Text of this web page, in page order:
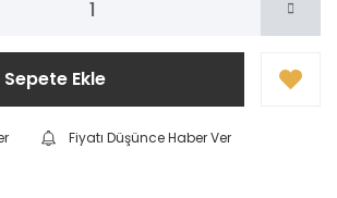
Sepete Ekle
Fiyatı Düşünce Haber Ver